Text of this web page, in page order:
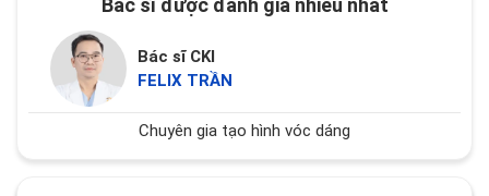
Bác sĩ được đánh giá nhiều nhất
Bác sĩ CKI
FELIX TRẦN
Chuyên gia tạo hình vóc dáng